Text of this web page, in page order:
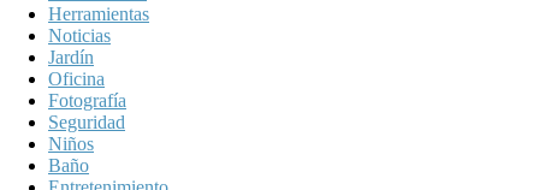
Herramientas
Noticias
Jardín
Oficina
Fotografía
Seguridad
Niños
Baño